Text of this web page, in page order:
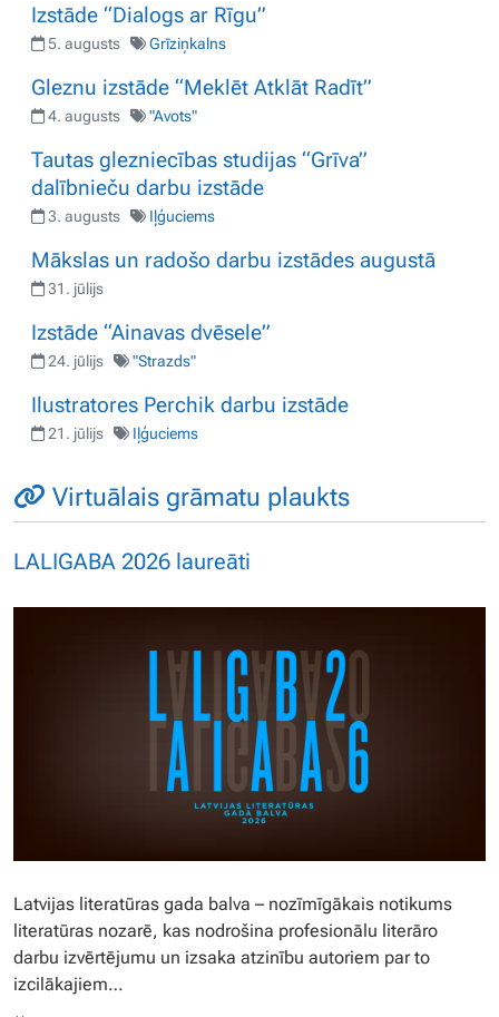
Izstāde “Dialogs ar Rīgu”
5. augusts Grīziņkalns
Gleznu izstāde “Meklēt Atklāt Radīt”
4. augusts "Avots"
Tautas glezniecības studijas “Grīva”
dalībnieču darbu izstāde
3. augusts Iļģuciems
Mākslas un radošo darbu izstādes augustā
31. jūlijs
Izstāde “Ainavas dvēsele”
24. jūlijs "Strazds"
Ilustratores Perchik darbu izstāde
21. jūlijs Iļģuciems
Virtuālais grāmatu plaukts
LALIGABA 2026 laureāti
Latvijas literatūras gada balva – nozīmīgākais notikums
literatūras nozarē, kas nodrošina profesionālu literāro
darbu izvērtējumu un izsaka atzinību autoriem par to
izcilākajiem…